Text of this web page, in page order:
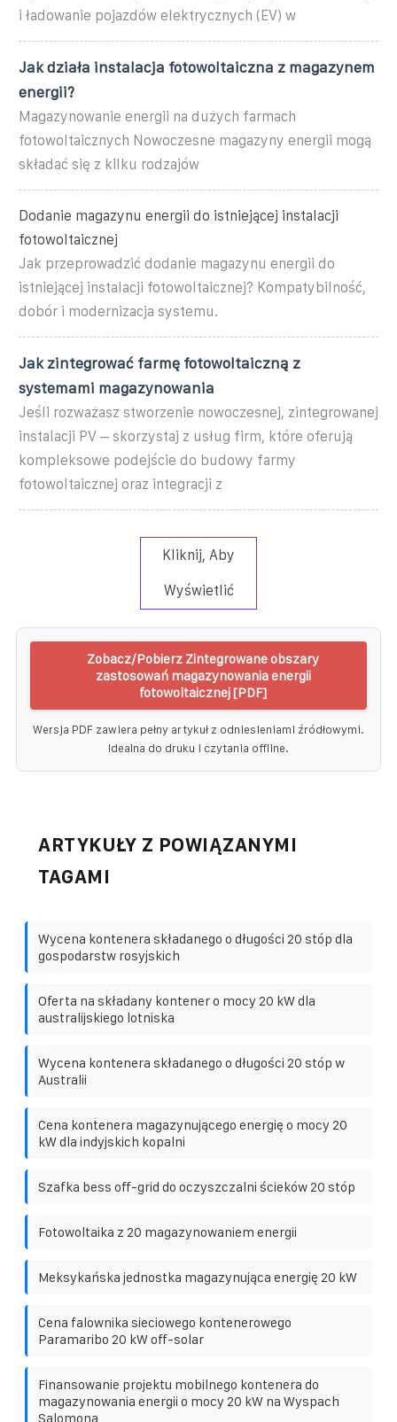
i ładowanie pojazdów elektrycznych (EV) w
Jak działa instalacja fotowoltaiczna z magazynem
energii?
Magazynowanie energii na dużych farmach
fotowoltaicznych Nowoczesne magazyny energii mogą
składać się z kilku rodzajów
Dodanie magazynu energii do istniejącej instalacji
fotowoltaicznej
Jak przeprowadzić dodanie magazynu energii do
istniejącej instalacji fotowoltaicznej? Kompatybilność,
dobór i modernizacja systemu.
Jak zintegrować farmę fotowoltaiczną z
systemami magazynowania
Jeśli rozważasz stworzenie nowoczesnej, zintegrowanej
instalacji PV – skorzystaj z usług firm, które oferują
kompleksowe podejście do budowy farmy
fotowoltaicznej oraz integracji z
Kliknij, Aby
Wyświetlić
Zobacz/Pobierz Zintegrowane obszary
zastosowań magazynowania energii
fotowoltaicznej [PDF]
Wersja PDF zawiera pełny artykuł z odniesieniami źródłowymi.
Idealna do druku i czytania offline.
ARTYKUŁY Z POWIĄZANYMI
TAGAMI
Wycena kontenera składanego o długości 20 stóp dla
gospodarstw rosyjskich
Oferta na składany kontener o mocy 20 kW dla
australijskiego lotniska
Wycena kontenera składanego o długości 20 stóp w
Australii
Cena kontenera magazynującego energię o mocy 20
kW dla indyjskich kopalni
Szafka bess off-grid do oczyszczalni ścieków 20 stóp
Fotowoltaika z 20 magazynowaniem energii
Meksykańska jednostka magazynująca energię 20 kW
Cena falownika sieciowego kontenerowego
Paramaribo 20 kW off-solar
Finansowanie projektu mobilnego kontenera do
magazynowania energii o mocy 20 kW na Wyspach
Salomona